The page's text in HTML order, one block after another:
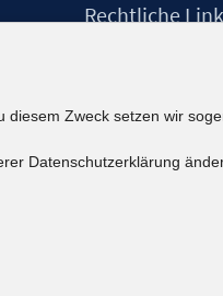
Rechtliche
Erklärung zur
Zweck setzen wir
Datenschutzerklärung